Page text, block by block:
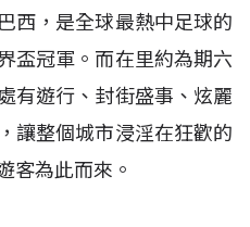
西，是全球最熱中足球的
盃冠軍。而在里約為期六
有遊行、封街盛事、炫麗
讓整個城市浸淫在狂歡的
客為此而來。